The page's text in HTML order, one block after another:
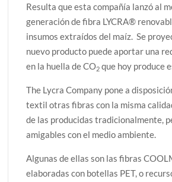
Resulta que esta compañía lanzó al
generación de fibra LYCRA®
insumos extraídos del maíz. Se
nuevo producto puede aportar una
en la huella de CO2 que hoy produce
The Lycra Company pone a
textil otras fibras con la misma
de las producidas tradicionalmente,
amigables con el medio ambiente.
Algunas de ellas son las fibras
elaboradas con botellas PET, o